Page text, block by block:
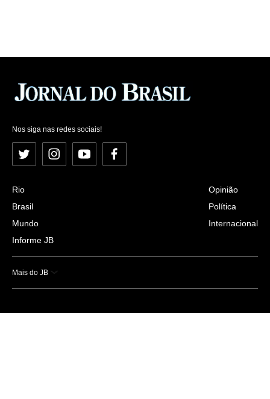
Nos siga nas redes sociais!
Twitter InstagramYouTubeFacebook
Rio
Brasil
Mundo
Informe JB
Opinião
Política
Internacional
Mais do JB
Esportes